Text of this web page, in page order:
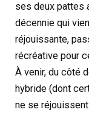
ses deux pattes
décennie qui
réjouissante,
récréative pour
À venir, du côté
hybride (dont
ne se